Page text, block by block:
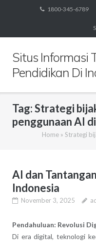
1800-345-6789
Situs Informasi
Pendidikan Di
Tag:Strategi
penggunaan AI
Home » Strategi
AI dan
Indonesia
November 3, 2025
Pendahuluan: Revolusi
Di era digital, teknologi